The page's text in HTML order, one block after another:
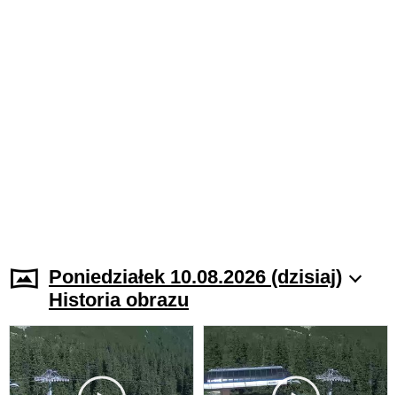
Poniedziałek 10.08.2026 (dzisiaj)
Historia obrazu